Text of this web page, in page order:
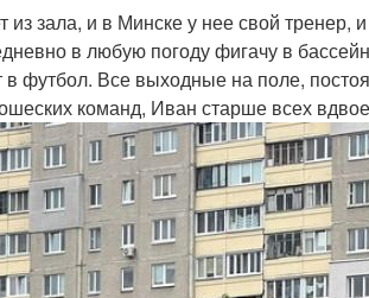
зала, и в Минске у нее свой тренер,
в любую погоду фигачу в
в футбол. Все выходные на поле,
команд, Иван старше всех